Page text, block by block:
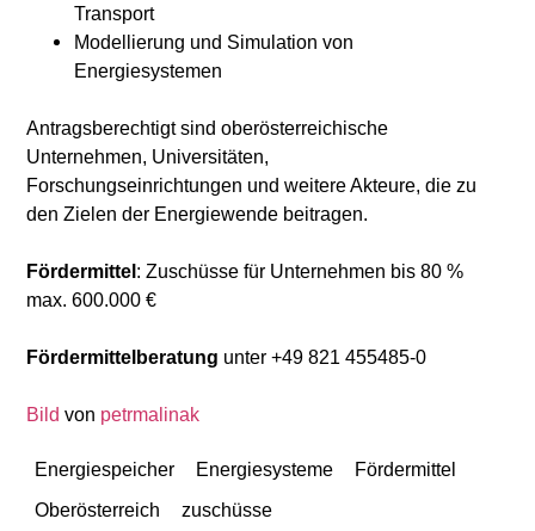
Transport
Modellierung und Simulation von
Energiesystemen
Antragsberechtigt sind oberösterreichische
Unternehmen, Universitäten,
Forschungseinrichtungen und weitere Akteure, die zu
den Zielen der Energiewende beitragen.
Fördermittel: Zuschüsse für Unternehmen bis 80 %
max. 600.000 €
Fördermittelberatung unter +49 821 455485-0
Bild von petrmalinak
Energiespeicher Energiesysteme
Fördermittel
Oberösterreich
zuschüsse